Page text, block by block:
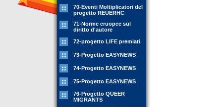
70-Eventi Moltiplicatori del
progetto REUERHC
71-Norme eruopee sul
diritto d'autore
72-progetto LIFE premiati
73-Progetto EASYNEWS
74-Progetto EASYNEWS
75-Progetto EASYNEWS
76-Progetto QUEER
MIGRANTS